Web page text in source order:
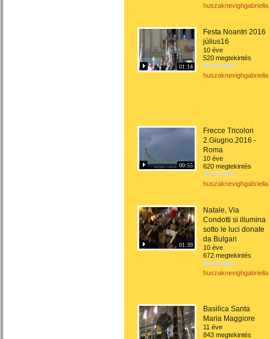
huszaknevighgabriella
01:14
Festa Noantri 2016
július16
10 éve
520 megtekintés
huszaknevighgabriella
00:55
Frecce Tricolori
2.Giugno.2016 -
Roma
10 éve
620 megtekintés
huszaknevighgabriella
01:39
Natale, Via
Condotti si illumina
sotto le luci donate
da Bulgari
10 éve
672 megtekintés
huszaknevighgabriella
Basilica Santa
Maria Maggiore
11 éve
843 megtekintés